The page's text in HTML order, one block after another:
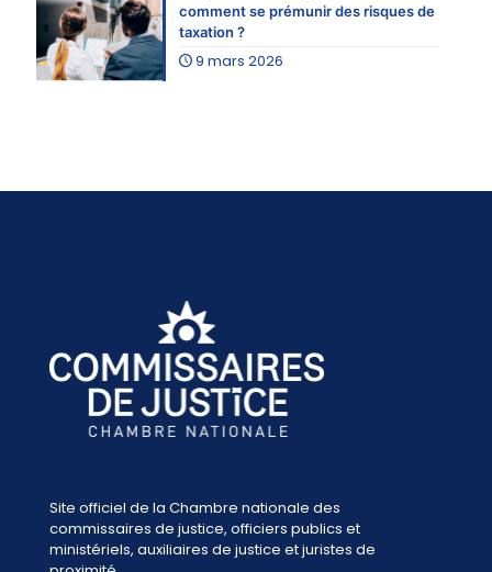
comment se prémunir des risques de
taxation ?
9 mars 2026
Site officiel de la Chambre nationale des
commissaires de justice, officiers publics et
ministériels, auxiliaires de justice et juristes de